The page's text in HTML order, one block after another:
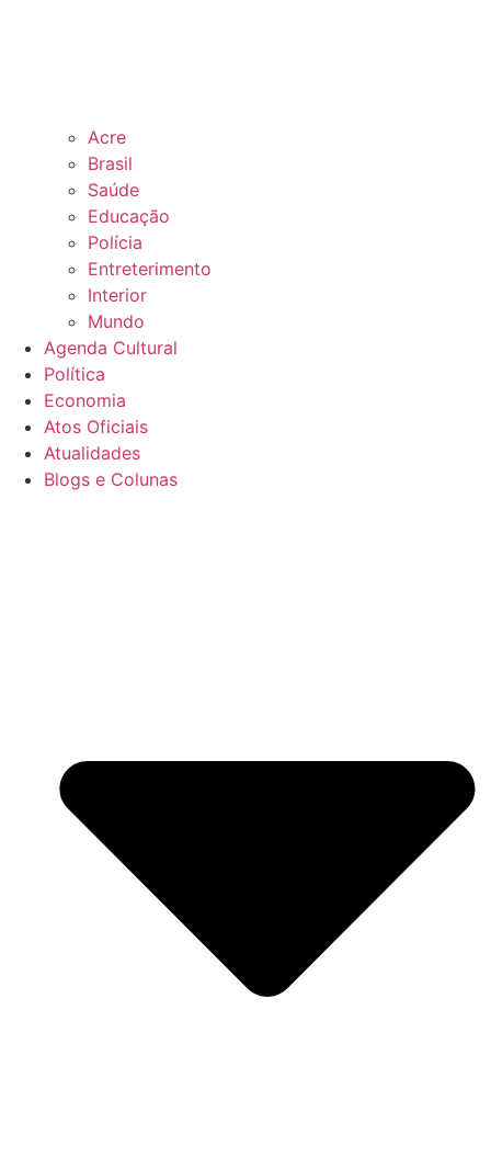
Acre
Brasil
Saúde
Educação
Polícia
Entreterimento
Interior
Mundo
Agenda Cultural
Política
Economia
Atos Oficiais
Atualidades
Blogs e Colunas